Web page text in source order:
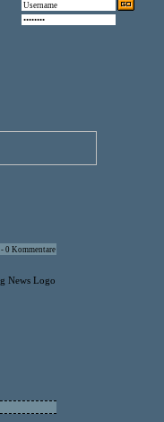
- 0 Kommentare